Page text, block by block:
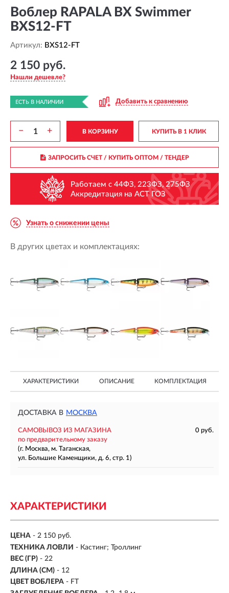
Воблер RAPALA BX Swimmer
BXS12-FT
Артикул: BXS12-FT
2 150 руб.
Нашли дешевле?
ЕСТЬ В НАЛИЧИИ Добавить к сравнению
− + В КОРЗИНУ КУПИТЬ В 1 КЛИК
ЗАПРОСИТЬ СЧЕТ / КУПИТЬ ОПТОМ/ ТЕНДЕР
Работаем с 44ФЗ, 223ФЗ, 275ФЗ
Аккредитация на АСТ ГОЗ
Узнать о снижении цены
В других цветах и комплектациях:
ХАРАКТЕРИСТИКИ ОПИСАНИЕ КОМПЛЕКТАЦИЯ
ДОСТАВКА В МОСКВА
САМОВЫВОЗ ИЗ МАГАЗИНА
0 руб.
по предварительному заказу
(г. Москва, м. Таганская,
ул. Большие Каменщики, д. 6, стр. 1)
ХАРАКТЕРИСТИКИ
ЦЕНА - 2 150 руб.
ТЕХНИКА ЛОВЛИ - Кастинг; Троллинг
ВЕС (ГР) - 22
ДЛИНА (СМ) - 12
ЦВЕТ ВОБЛЕРА - FT